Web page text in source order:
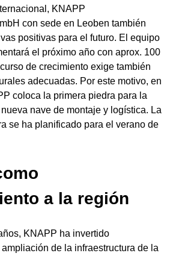
KNAPP
con sede en Leoben también
positivas para el futuro. El equipo
el próximo año con aprox. 100
de crecimiento exige también
adecuadas. Por este motivo, en
coloca la primera piedra para la
nave de montaje y logística. La
se ha planificado para el verano de
a la región
KNAPP ha invertido
de la infraestructura de la